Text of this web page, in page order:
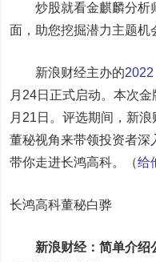
炒股就看金麒麟分析
面，助您挖掘潜力主题机
新浪财经主办的
月24日正式启动。本次
月21日。评选期间，新浪
董秘视角来带领投资者深
带你走进长鸿高科。（给
长鸿高科董秘白骅
新浪财经：简单介绍